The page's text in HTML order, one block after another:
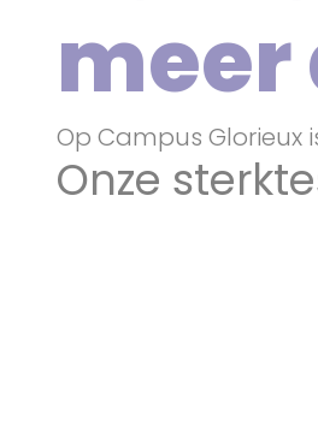
meer
Op Campus Glorieux
Onze